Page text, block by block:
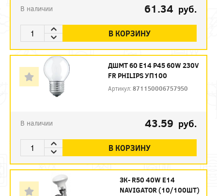
В наличии 61.34 руб.
В КОРЗИНУ
ДШМТ 60 Е14 P45 60W 230V
FR PHILIPS УП100
Артикул:871150006757950
В наличии 43.59 руб.
В КОРЗИНУ
ЗК- R50 40W E14
NAVIGATOR (10/100ШТ)